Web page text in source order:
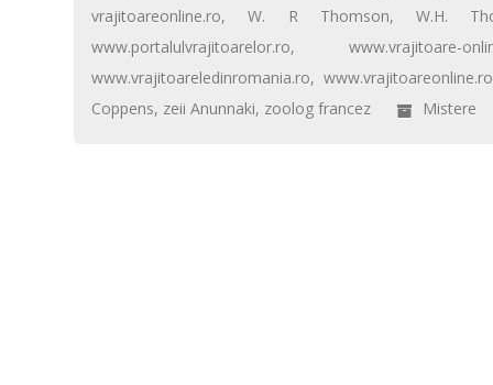
vrajitoareonline.ro,W. R Thomson, W.H.
www.portalulvrajitoarelor.ro, www.vrajitoare-
www.vrajitoareledinromania.ro,
Coppens, zeii Anunnaki, zoolog francez Mistere